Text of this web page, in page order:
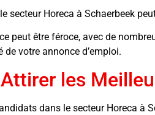
secteur Horeca à Schaerbeek
peut être féroce, avec de
votre annonce d’emploi.
les
dans le secteur Horeca à